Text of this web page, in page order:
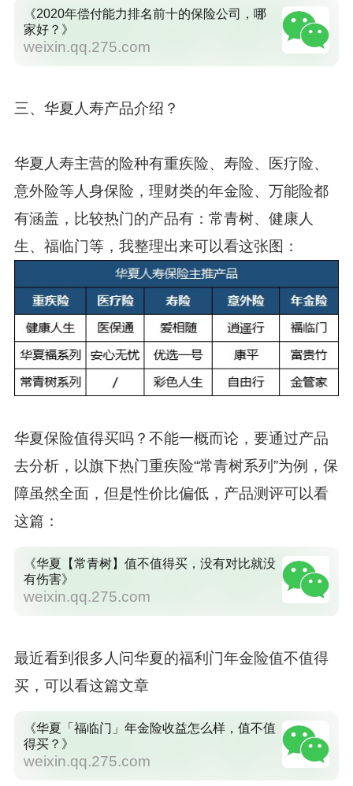
《2020年偿付能力排名前十的保险公司，哪
家好？》
weixin.qq.275.com
三、华夏人寿产品介绍？
华夏人寿主营的险种有重疾险、寿险、医疗险、
意外险等人身保险，理财类的年金险、万能险都
有涵盖，比较热门的产品有：常青树、健康人
生、福临门等，我整理出来可以看这张图：
华夏保险值得买吗？不能一概而论，要通过产品
去分析，以旗下热门重疾险“常青树系列”为例，保
障虽然全面，但是性价比偏低，产品测评可以看
这篇：
《华夏【常青树】值不值得买，没有对比就没
有伤害》
weixin.qq.275.com
最近看到很多人问华夏的福利门年金险值不值得
买，可以看这篇文章
《华夏「福临门」年金险收益怎么样，值不值
得买？》
weixin.qq.275.com